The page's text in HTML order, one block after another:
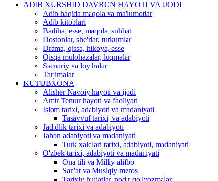
ADIB XURSHID DAVRON HAYOTI VA IJODI
Adib haqida maqola va ma'lumotlar
Adib kitoblari
Badiha, esse, maqola, suhbat
Dostonlar, she'rlar, turkumlar
Drama, qissa, hikoya, esse
Qisqa mulohazalar, luqmalar
Ssenariy va loyihalar
Tarjimalar
KUTUBXONA
Alisher Navoiy hayoti va ijodi
Amir Temur hayoti va faoliyati
Islom tarixi, adabiyoti va madaniyati
Tasavvuf tarixi, va adabiyoti
Jadidlik tarixi va adabiyoti
Jahon adabiyoti va madaniyati
Turk xalqlari tarixi, adabiyoti, madaniyati
O'zbek tarixi, adabiyoti va madaniyati
Ona tili va Milliy alifbo
San'at va Musiqiy meros